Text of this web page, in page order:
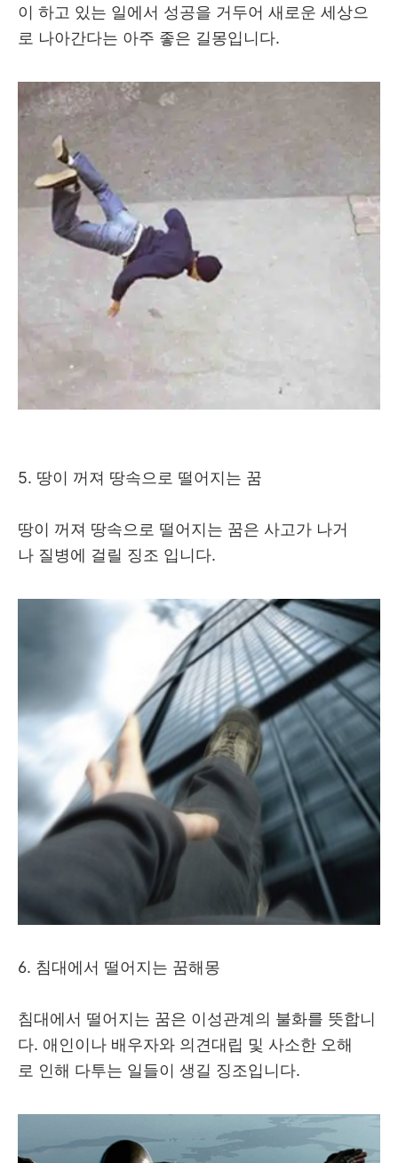
이 하고 있는 일에서 성공을 거두어 새로운 세상으
로 나아간다는 아주 좋은 길몽입니다.
5. 땅이 꺼져 땅속으로 떨어지는 꿈
땅이 꺼져 땅속으로 떨어지는 꿈은 사고가 나거
나 질병에 걸릴 징조 입니다.
6. 침대에서 떨어지는 꿈해몽
침대에서 떨어지는 꿈은 이성관계의 불화를 뜻합니
다. 애인이나 배우자와 의견대립 및 사소한 오해
로 인해 다투는 일들이 생길 징조입니다.